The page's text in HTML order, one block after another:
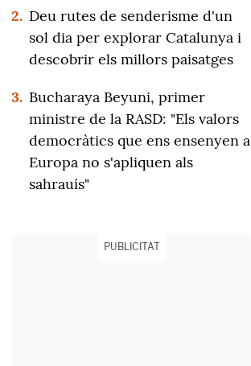
2. Deu rutes de senderisme d'un
sol dia per explorar Catalunya i
descobrir els millors paisatges
3. Bucharaya Beyuni, primer
ministre de la RASD: "Els valors
democràtics que ens ensenyen a
Europa no s'apliquen als
sahrauís"
PUBLICITAT